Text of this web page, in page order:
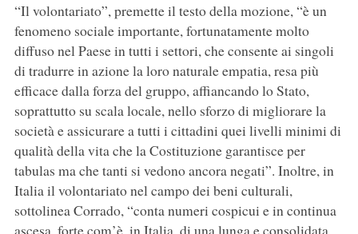
“Il volontariato”, premette il testo della mozione, “è un
fenomeno sociale importante, fortunatamente molto
diffuso nel Paese in tutti i settori, che consente ai singoli
di tradurre in azione la loro naturale empatia, resa più
efficace dalla forza del gruppo, affiancando lo Stato,
soprattutto su scala locale, nello sforzo di migliorare la
società e assicurare a tutti i cittadini quei livelli minimi di
qualità della vita che la Costituzione garantisce per
tabulas ma che tanti si vedono ancora negati”. Inoltre, in
Italia il volontariato nel campo dei beni culturali,
sottolinea Corrado, “conta numeri cospicui e in continua
ascesa, forte com’è, in Italia, di una lunga e consolidata